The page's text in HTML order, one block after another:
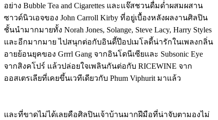
อย่าง Bubble Tea and Cigarettes และแจ๊สชวนดื่มด่ำผสมผสาน
ซาวด์นิวเอจของ John Carroll Kirby ที่อยู่เบื้องหลังผลงานศิลปิน
ชั้นนำมากมายทั้ง Norah Jones, Solange, Steve Lacy, Harry Styles
และอีกมากมาย ไปสนุกต่อกับอินดี้ป๊อปเมโลดี้น่ารักในเพลงกลิ่น
อายย้อนยุคของ Grrrl Gang จากอินโดนีเซียและ Subsonic Eye
จากสิงคโปร์ แล้วปล่อยใจเพลินกันต่อกับ RICEWINE จาก
ออสเตรเลียที่เคยขึ้นเวทีเดียวกับ Phum Viphurit มาแล้ว
และที่ขาดไม่ได้เลยคือศิลปินเจ้าบ้านมากฝีมือที่น่าจับตามองไม่